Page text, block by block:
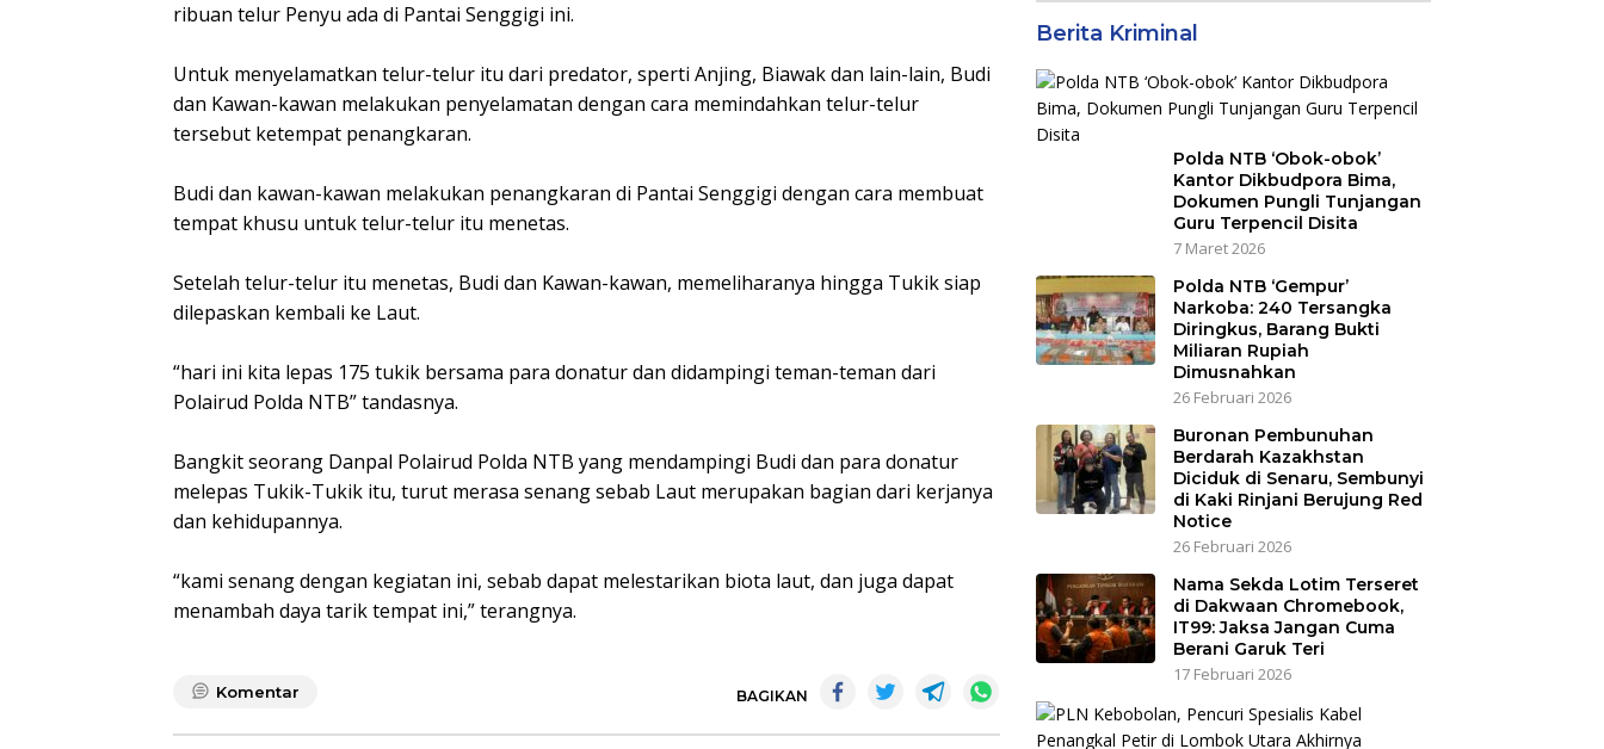
ribuan telur Penyu ada di Pantai Senggigi ini.
Untuk menyelamatkan telur-telur itu dari predator, sperti Anjing, Biawak dan lain-lain, Budi
dan Kawan-kawan melakukan penyelamatan dengan cara memindahkan telur-telur
tersebut ketempat penangkaran.
Budi dan kawan-kawan melakukan penangkaran di Pantai Senggigi dengan cara membuat
tempat khusu untuk telur-telur itu menetas.
Setelah telur-telur itu menetas, Budi dan Kawan-kawan, memeliharanya hingga Tukik siap
dilepaskan kembali ke Laut.
“hari ini kita lepas 175 tukik bersama para donatur dan didampingi teman-teman dari
Polairud Polda NTB” tandasnya.
Bangkit seorang Danpal Polairud Polda NTB yang mendampingi Budi dan para donatur
melepas Tukik-Tukik itu, turut merasa senang sebab Laut merupakan bagian dari kerjanya
dan kehidupannya.
“kami senang dengan kegiatan ini, sebab dapat melestarikan biota laut, dan juga dapat
menambah daya tarik tempat ini,” terangnya.
Komentar BAGIKAN
Berita Kriminal
Polda NTB ‘Obok-obok’
Kantor Dikbudpora Bima,
Dokumen Pungli Tunjangan
Guru Terpencil Disita
7 Maret 2026
Polda NTB ‘Gempur’
Narkoba: 240 Tersangka
Diringkus, Barang Bukti
Miliaran Rupiah
Dimusnahkan
26 Februari 2026
Buronan Pembunuhan
Berdarah Kazakhstan
Diciduk di Senaru, Sembunyi
di Kaki Rinjani Berujung Red
Notice
26 Februari 2026
Nama Sekda Lotim Terseret
di Dakwaan Chromebook,
IT99: Jaksa Jangan Cuma
Berani Garuk Teri
17 Februari 2026